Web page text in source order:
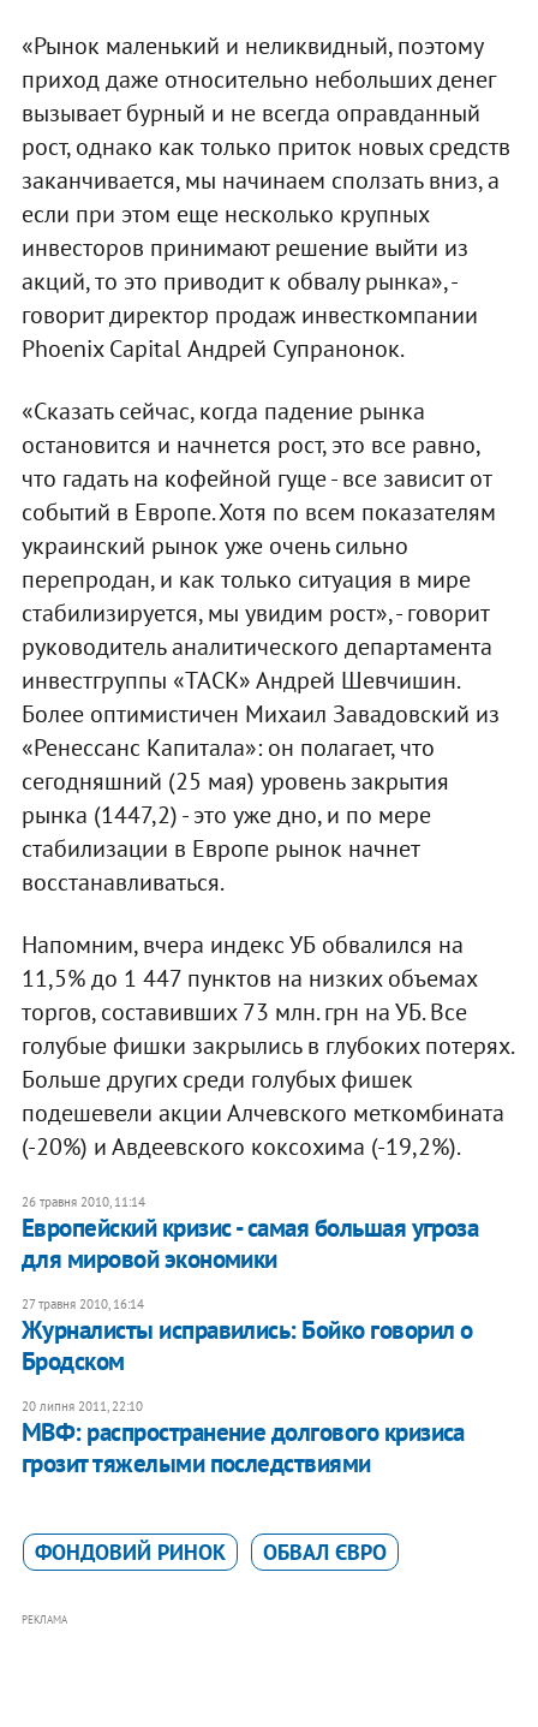
«Рынок маленький и неликвидный, поэтому
приход даже относительно небольших денег
вызывает бурный и не всегда оправданный
рост, однако как только приток новых средств
заканчивается, мы начинаем сползать вниз, а
если при этом еще несколько крупных
инвесторов принимают решение выйти из
акций, то это приводит к обвалу рынка», -
говорит директор продаж инвесткомпании
Phoenix Capital Андрей Супранонок.
«Сказать сейчас, когда падение рынка
остановится и начнется рост, это все равно,
что гадать на кофейной гуще - все зависит от
событий в Европе. Хотя по всем показателям
украинский рынок уже очень сильно
перепродан, и как только ситуация в мире
стабилизируется, мы увидим рост», - говорит
руководитель аналитического департамента
инвестгруппы «ТАСК» Андрей Шевчишин.
Более оптимистичен Михаил Завадовский из
«Ренессанс Капитала»: он полагает, что
сегодняшний (25 мая) уровень закрытия
рынка (1447,2) - это уже дно, и по мере
стабилизации в Европе рынок начнет
восстанавливаться.
Напомним, вчера индекс УБ обвалился на
11,5% до 1 447 пунктов на низких объемах
торгов, составивших 73 млн. грн на УБ. Все
голубые фишки закрылись в глубоких потерях.
Больше других среди голубых фишек
подешевели акции Алчевского меткомбината
(-20%) и Авдеевского коксохима (-19,2%).
26 травня 2010, 11:14
Европейский кризис - самая большая угроза
для мировой экономики
27 травня 2010, 16:14
Журналисты исправились: Бойко говорил о
Бродском
20 липня 2011, 22:10
МВФ: распространение долгового кризиса
грозит тяжелыми последствиями
ФОНДОВИЙ РИНОК ОБВАЛ ЄВРО
РЕКЛАМА